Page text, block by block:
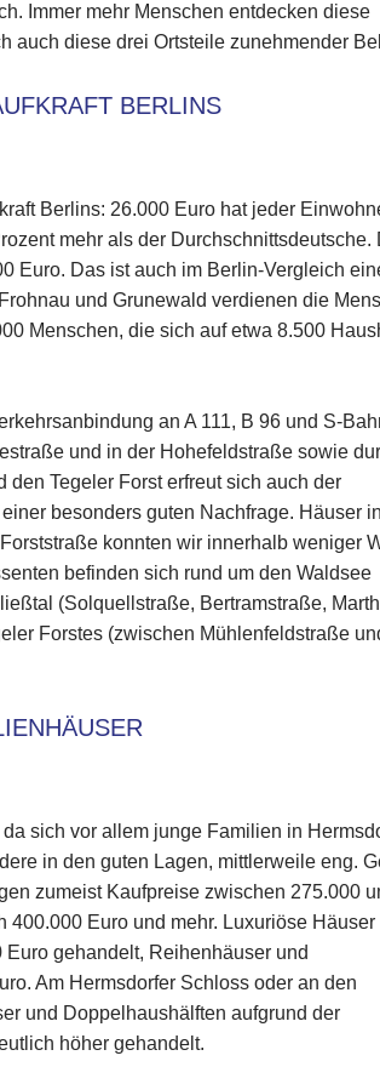
Immer mehr Menschen entdecken diese
auch diese drei Ortsteile zunehmender
BERLINS
Berlins: 26.000 Euro hat jeder
mehr als der Durchschnittsdeutsche.
Euro. Das ist auch im Berlin-Vergleich
und Grunewald verdienen die
Menschen, die sich auf etwa 8.500
an A 111, B 96 und S-
und in der Hohefeldstraße sowie
Tegeler Forst erfreut sich auch der
besonders guten Nachfrage. Häuser
konnten wir innerhalb weniger
befinden sich rund um den Waldsee
(Solquellstraße, Bertramstraße,
Forstes (zwischen Mühlenfeldstraße
sich vor allem junge Familien in
in den guten Lagen, mittlerweile eng.
zumeist Kaufpreise zwischen 275.000
Euro und mehr. Luxuriöse Häuser
gehandelt, Reihenhäuser und
Am Hermsdorfer Schloss oder an den
und Doppelhaushälften aufgrund der
höher gehandelt.